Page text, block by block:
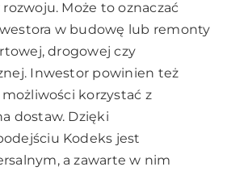
Może to oznaczać
w budowę lub remonty
drogowej czy
Inwestor powinien też
korzystać z
dostaw. Dzięki
Kodeks jest
a zawarte w nim